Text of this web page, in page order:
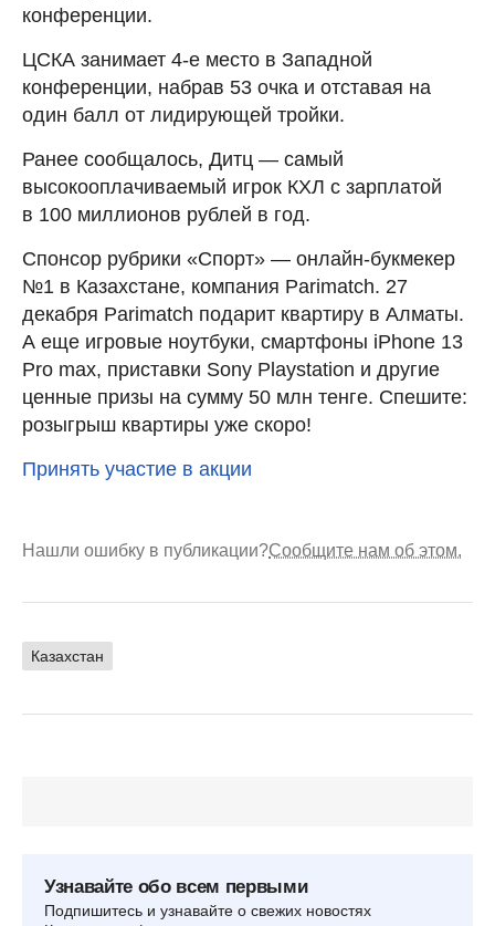
конференции.
ЦСКА занимает 4-е место в Западной
конференции, набрав 53 очка и отставая на
один балл от лидирующей тройки.
Ранее сообщалось, Дитц — самый
высокооплачиваемый игрок КХЛ с зарплатой
в 100 миллионов рублей в год.
Спонсор рубрики «Спорт» — онлайн-букмекер
№1 в Казахстане, компания Parimatch. 27
декабря Parimatch подарит квартиру в Алматы.
А еще игровые ноутбуки, смартфоны iPhone 13
Pro max, приставки Sony Playstation и другие
ценные призы на сумму 50 млн тенге. Спешите:
розыгрыш квартиры уже скоро!
Принять участие в акции
Нашли ошибку в публикации?Сообщите нам об этом.
Казахстан
Узнавайте обо всем первыми
Подпишитесь и узнавайте о свежих новостях